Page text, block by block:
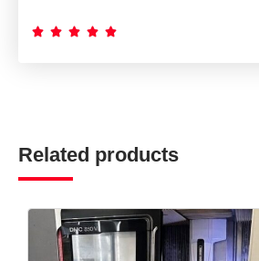
    
Related products